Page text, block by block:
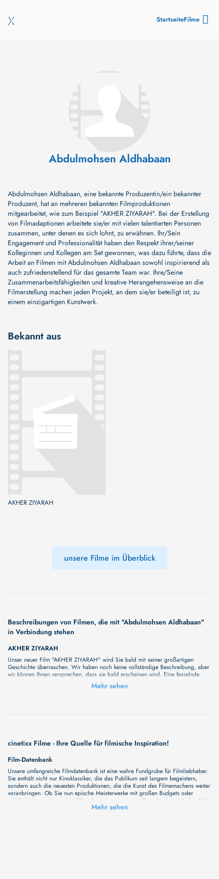
StartseiteFilme
Abdulmohsen Aldhabaan
Abdulmohsen Aldhabaan, eine bekannte Produzentin/ein bekannter
Produzent, hat an mehreren bekannten Filmproduktionen
mitgearbeitet, wie zum Beispiel "AKHER ZIYARAH". Bei der Erstellung
von Filmadaptionen arbeitete sie/er mit vielen talentierten Personen
zusammen, unter denen es sich lohnt, zu erwähnen. Ihr/Sein
Engagement und Professionalität haben den Respekt ihrer/seiner
Kolleginnen und Kollegen am Set gewonnen, was dazu führte, dass die
Arbeit an Filmen mit Abdulmohsen Aldhabaan sowohl inspirierend als
auch zufriedenstellend für das gesamte Team war. Ihre/Seine
Zusammenarbeitsfähigkeiten und kreative Herangehensweise an die
Filmerstellung machen jeden Projekt, an dem sie/er beteiligt ist, zu
einem einzigartigen Kunstwerk.
Bekannt aus
AKHER ZIYARAH
unsere Filme im Überblick
Beschreibungen von Filmen, die mit "Abdulmohsen Aldhabaan"
in Verbindung stehen
AKHER ZIYARAH
Unser neuer Film "AKHER ZIYARAH" wird Sie bald mit seiner großartigen
Geschichte überraschen. Wir haben noch keine vollständige Beschreibung, aber
wir können Ihnen versprechen, dass sie bald erscheinen wird. Eine fesselnde
Handlung, ungewöhnliche Charaktere und unerforschte Geheimnisse erwarten Sie
in unserem Film. Bleiben Sie dran für etwas Besonderes - wir werden jede Minute
Mehr sehen
cinetixx Filme - Ihre Quelle für filmische Inspiration!
Film-Datenbank
Unsere umfangreiche Filmdatenbank ist eine wahre Fundgrube für Filmliebhaber.
Sie enthält nicht nur Kinoklassiker, die das Publikum seit langem begeistern,
sondern auch die neuesten Produktionen, die die Kunst des Filmemachens weiter
voranbringen. Ob Sie nun epische Meisterwerke mit großen Budgets oder
subtile, intime Independent-Filme bevorzugen, unsere Datenbank bietet eine Fülle
von Inhalten, die Ihr Herz und Ihren Geist berühren werden. Beim Durchstöbern
Mehr sehen